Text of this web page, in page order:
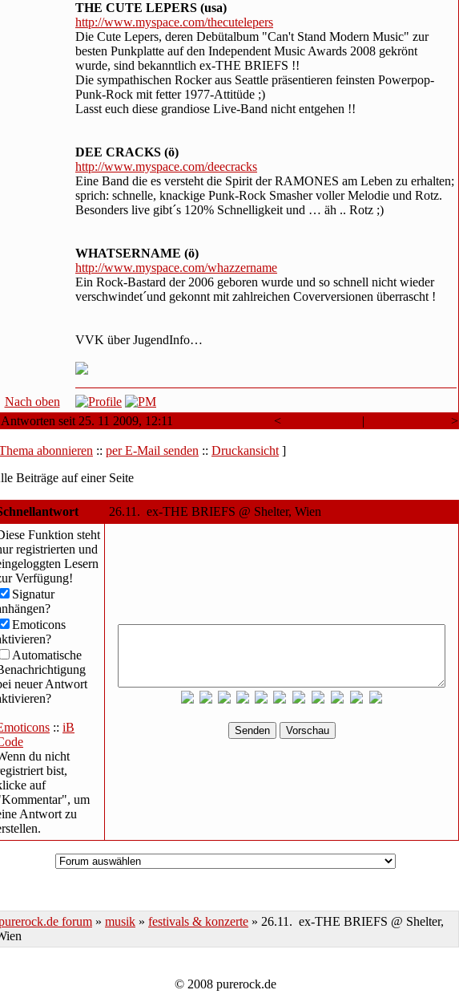
THE CUTE LEPERS (usa)
http://www.myspace.com/thecutelepers
Die Cute Lepers, deren Debütalbum "Can't Stand Modern Music" zur
besten Punkplatte auf den Independent Music Awards 2008 gekrönt
wurde, sind bekanntlich ex-THE BRIEFS !!
Die sympathischen Rocker aus Seattle präsentieren feinsten Powerpop-
Punk-Rock mit fetter 1977-Attitüde ;)
Lasst euch diese grandiose Live-Band nicht entgehen !!
DEE CRACKS (ö)
http://www.myspace.com/deecracks
Eine Band die es versteht die Spirit der RAMONES am Leben zu erhalten;
sprich: schnelle, knackige Punk-Rock Smasher voller Melodie und Rotz.
Besonders live gibt´s 120% Schnelligkeit und … äh .. Rotz ;)
WHATSERNAME (ö)
http://www.myspace.com/whazzername
Ein Rock-Bastard der 2006 geboren wurde und so schnell nicht wieder
verschwindet´und gekonnt mit zahlreichen Coverversionen überrascht !
VVK über JugendInfo…
Nach oben
seit 25. 11 2009, 12:11
< | >
abonnieren :: per E-Mail senden :: Druckansicht ]
Beiträge auf einer Seite
26.11. ex-THE BRIEFS @ Shelter, Wien
Funktion steht
registrierten und
Lesern
Verfügung!
Signatur
Emoticons
Automatische
neuer Antwort
:: iB
du nicht
bist,
auf
um
Antwort zu
forum » musik » festivals & konzerte » 26.11. ex-THE BRIEFS @ Shelter,
© 2008 purerock.de